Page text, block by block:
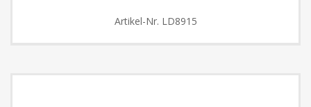
Artikel-Nr. LD8915